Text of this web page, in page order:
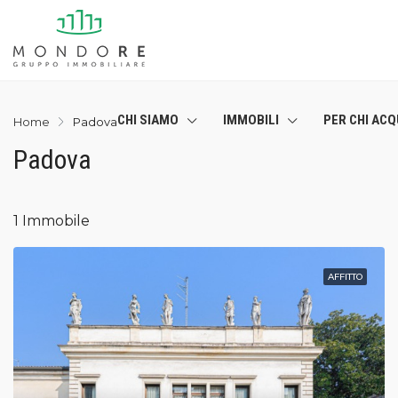
CHI SIAMO IMMOBILI PER CHI
Home Padova
Padova
1 Immobile
AFFITTO